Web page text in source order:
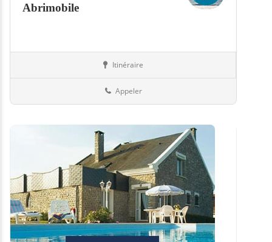
Abrimobile
Itinéraire
Appeler